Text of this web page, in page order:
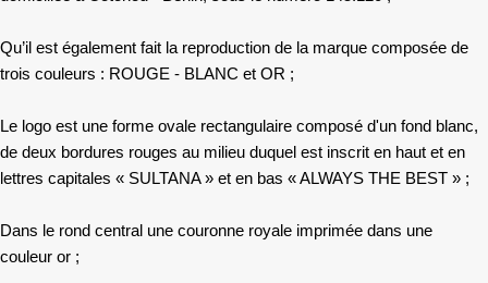
Qu’il est également fait la reproduction de la marque composée de
trois couleurs : ROUGE - BLANC et OR ;
Le logo est une forme ovale rectangulaire composé d'un fond blanc,
de deux bordures rouges au milieu duquel est inscrit en haut et en
lettres capitales « SULTANA » et en bas « ALWAYS THE BEST » ;
Dans le rond central une couronne royale imprimée dans une
couleur or ;